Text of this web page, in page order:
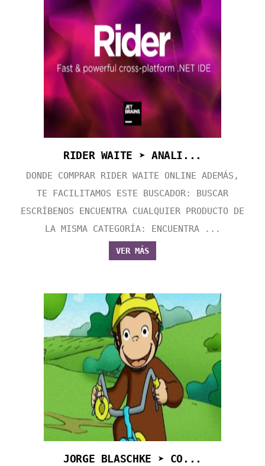
RIDER WAITE ➤ ANALI...
DONDE COMPRAR RIDER WAITE ONLINE ADEMÁS,
TE FACILITAMOS ESTE BUSCADOR: BUSCAR
ESCRÍBENOS ENCUENTRA CUALQUIER PRODUCTO DE
LA MISMA CATEGORÍA: ENCUENTRA ...
VER MÁS
JORGE BLASCHKE ➤ CO...